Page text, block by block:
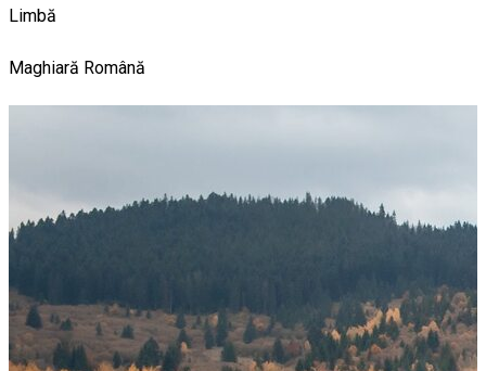
Limbă
Maghiară Română